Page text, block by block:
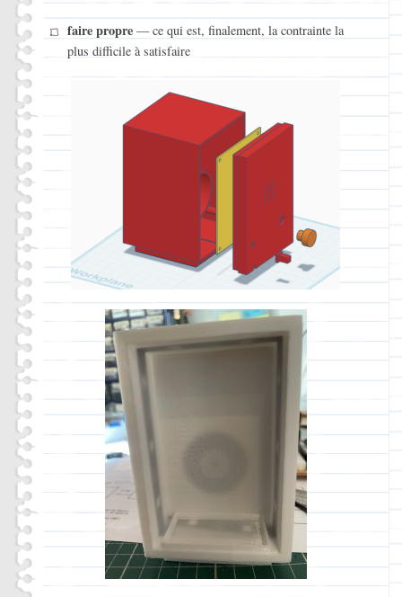
faire propre — ce qui est, finalement, la contrainte la
plus difficile à satisfaire